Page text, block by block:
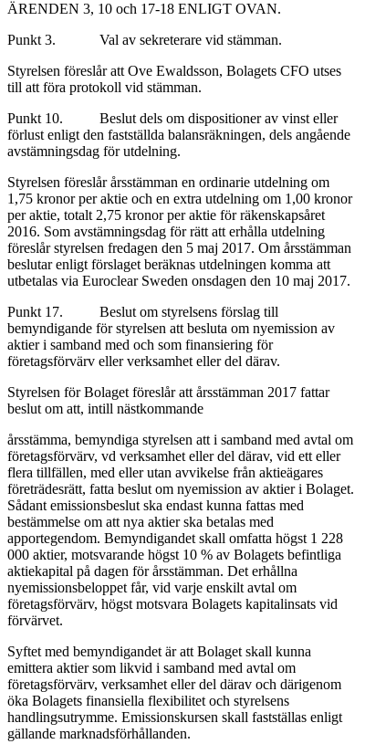
ÄRENDEN 3, 10 och 17-18 ENLIGT OVAN.
Punkt 3. Val av sekreterare vid stämman.
Styrelsen föreslår att Ove Ewaldsson, Bolagets CFO utses
till att föra protokoll vid stämman.
Punkt 10. Beslut dels om dispositioner av vinst eller
förlust enligt den fastställda balansräkningen, dels angående
avstämningsdag för utdelning.
Styrelsen föreslår årsstämman en ordinarie utdelning om
1,75 kronor per aktie och en extra utdelning om 1,00 kronor
per aktie, totalt 2,75 kronor per aktie för räkenskapsåret
2016. Som avstämningsdag för rätt att erhålla utdelning
föreslår styrelsen fredagen den 5 maj 2017. Om årsstämman
beslutar enligt förslaget beräknas utdelningen komma att
utbetalas via Euroclear Sweden onsdagen den 10 maj 2017.
Punkt 17. Beslut om styrelsens förslag till
bemyndigande för styrelsen att besluta om nyemission av
aktier i samband med och som finansiering för
företagsförvärv eller verksamhet eller del därav.
Styrelsen för Bolaget föreslår att årsstämman 2017 fattar
beslut om att, intill nästkommande
årsstämma, bemyndiga styrelsen att i samband med avtal om
företagsförvärv, vd verksamhet eller del därav, vid ett eller
flera tillfällen, med eller utan avvikelse från aktieägares
företrädesrätt, fatta beslut om nyemission av aktier i Bolaget.
Sådant emissionsbeslut ska endast kunna fattas med
bestämmelse om att nya aktier ska betalas med
apportegendom. Bemyndigandet skall omfatta högst 1 228
000 aktier, motsvarande högst 10 % av Bolagets befintliga
aktiekapital på dagen för årsstämman. Det erhållna
nyemissionsbeloppet får, vid varje enskilt avtal om
företagsförvärv, högst motsvara Bolagets kapitalinsats vid
förvärvet.
Syftet med bemyndigandet är att Bolaget skall kunna
emittera aktier som likvid i samband med avtal om
företagsförvärv, verksamhet eller del därav och därigenom
öka Bolagets finansiella flexibilitet och styrelsens
handlingsutrymme. Emissionskursen skall fastställas enligt
gällande marknadsförhållanden.